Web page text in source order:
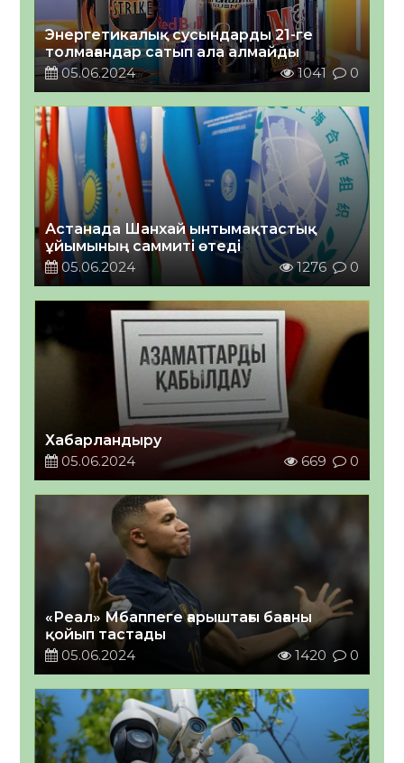
Энергетикалық сусындарды 21-ге
толмағандар сатып ала алмайды
05.06.2024
1041 0
Астанада Шанхай ынтымақтастық
ұйымының саммиті өтеді
05.06.2024
1276 0
Хабарландыру
05.06.2024
669 0
«Реал» Мбаппеге ғарыштағы бағаны
қойып тастады
05.06.2024
1420 0